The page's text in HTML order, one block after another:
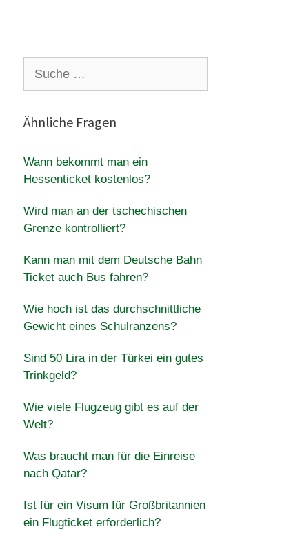
nach:
Ähnliche Fragen
Wann bekommt man ein
Hessenticket kostenlos?
Wird man an der tschechischen
Grenze kontrolliert?
Kann man mit dem Deutsche Bahn
Ticket auch Bus fahren?
Wie hoch ist das durchschnittliche
Gewicht eines Schulranzens?
Sind 50 Lira in der Türkei ein gutes
Trinkgeld?
Wie viele Flugzeug gibt es auf der
Welt?
Was braucht man für die Einreise
nach Qatar?
Ist für ein Visum für Großbritannien
ein Flugticket erforderlich?